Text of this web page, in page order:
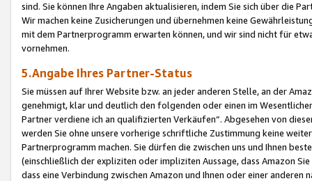
sind. Sie können Ihre Angaben aktualisieren, indem Sie sich über die
Wir machen keine Zusicherungen und übernehmen keine
mit dem Partnerprogramm erwarten können, und wir sind nicht für
vornehmen.
5.Angabe Ihres Partner-Status
Sie müssen auf Ihrer Website bzw. an jeder anderen Stelle, an der
genehmigt, klar und deutlich den folgenden oder einen im
Partner verdiene ich an qualifizierten Verkäufen“. Abgesehen von
werden Sie ohne unsere vorherige schriftliche Zustimmung keine
Partnerprogramm machen. Sie dürfen die zwischen uns und Ihnen
(einschließlich der expliziten oder impliziten Aussage, dass Amazon
dass eine Verbindung zwischen Amazon und Ihnen oder einer